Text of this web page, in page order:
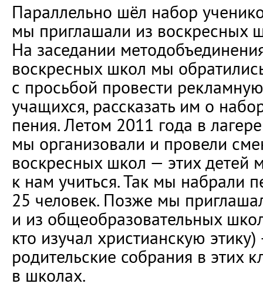
Параллельно шёл набор
мы приглашали из воскресных
На заседании
воскресных школ мы
с просьбой провести
учащихся, рассказать им о
пения. Летом 2011 года в
мы организовали и провели
воскресных школ — этих детей
к нам учиться. Так мы набрали
25 человек. Позже мы
и из общеобразовательных
кто изучал христианскую
родительские собрания в этих
в школах.